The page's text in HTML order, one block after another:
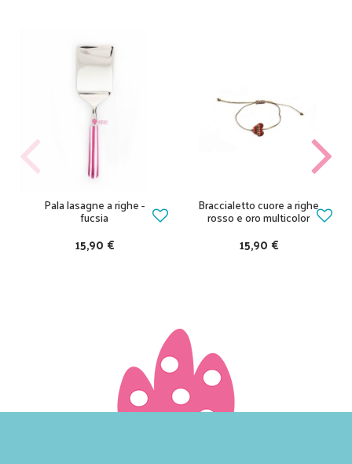
Pala lasagne a righe -
fucsia
15,90 €
Braccialetto cuore a righe
rosso e oro multicolor
15,90 €